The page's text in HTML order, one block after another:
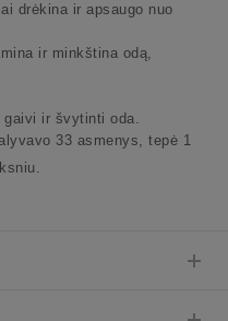
drėkina ir apsaugo nuo
ir minkština odą,
gaivi ir švytinti oda.
33 asmenys, tepė 1